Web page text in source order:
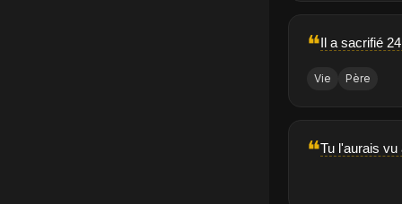
❝Il a sacrifié
Vie Père
❝Tu l'aurais